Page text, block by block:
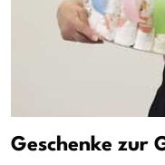
Geschenke zur